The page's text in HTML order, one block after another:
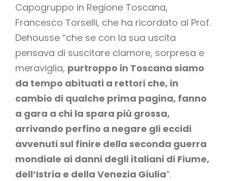
Capogruppo in Regione Toscana,
Francesco Torselli, che ha ricordato al Prof.
Dehousse “che se con la sua uscita
pensava di suscitare clamore, sorpresa e
meraviglia, purtroppo in Toscana siamo
da tempo abituati a rettori che, in
cambio di qualche prima pagina, fanno
a gara a chi la spara più grossa,
arrivando perfino a negare gli eccidi
avvenuti sul finire della seconda guerra
mondiale ai danni degli italiani di Fiume,
dell’Istria e della Venezia Giulia“.